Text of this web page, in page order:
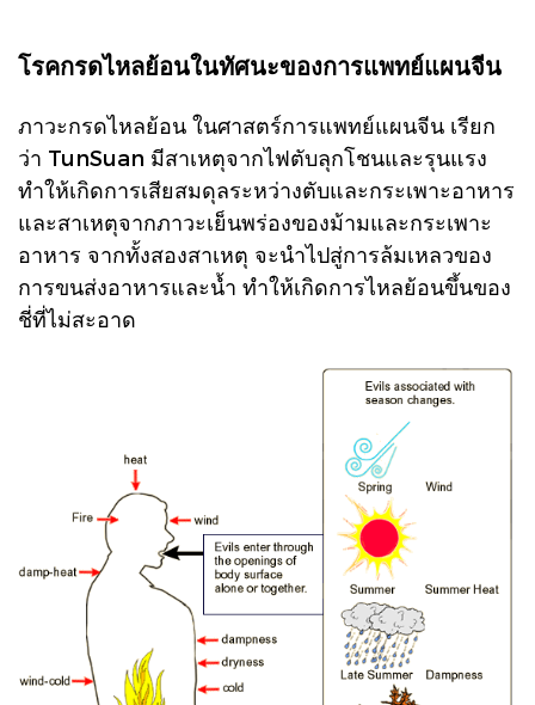
โรคกรดไหลย้อนในทัศนะของการแพทย์แผนจีน
ภาวะกรดไหลย้อน ในศาสตร์การแพทย์แผนจีน เรียก
ว่า TunSuan มีสาเหตุจากไฟตับลุกโชนและรุนแรง
ทำให้เกิดการเสียสมดุลระหว่างตับและกระเพาะอาหาร
และสาเหตุจากภาวะเย็นพร่องของม้ามและกระเพาะ
อาหาร จากทั้งสองสาเหตุ จะนำไปสู่การล้มเหลวของ
การขนส่งอาหารและน้ำ ทำให้เกิดการไหลย้อนขึ้นของ
ชี่ที่ไม่สะอาด